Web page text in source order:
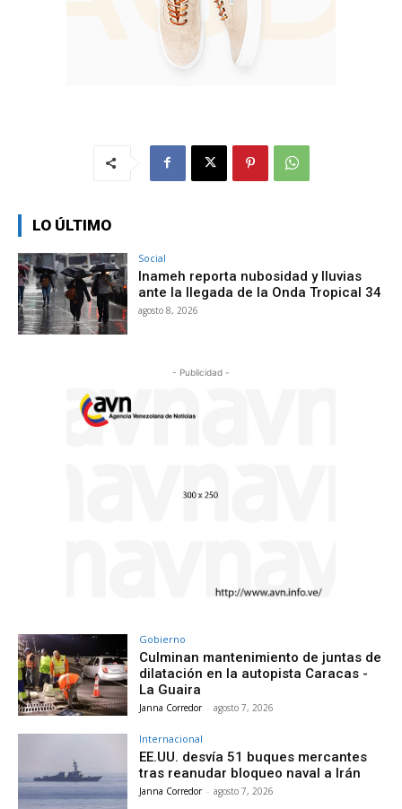
LO ÚLTIMO
Social
Inameh reporta nubosidad y lluvias
ante la llegada de la Onda Tropical 34
agosto 8, 2026
- Publicidad -
Gobierno
Culminan mantenimiento de juntas de
dilatación en la autopista Caracas -
La Guaira
Janna Corredor - agosto 7, 2026
Internacional
EE.UU. desvía 51 buques mercantes
tras reanudar bloqueo naval a Irán
Janna Corredor - agosto 7, 2026